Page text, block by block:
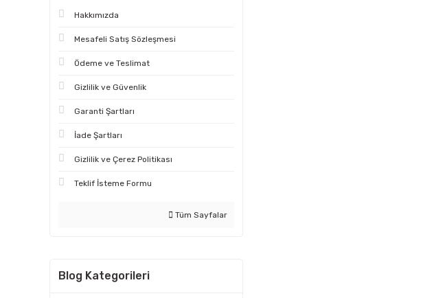
Hakkımızda
Mesafeli Satış Sözleşmesi
Ödeme ve Teslimat
Gizlilik ve Güvenlik
Garanti Şartları
İade Şartları
Gizlilik ve Çerez Politikası
Teklif İsteme Formu
Tüm Sayfalar
Blog Kategorileri